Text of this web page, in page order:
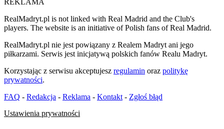
REKLAMA
RealMadryt.pl is not linked with Real Madrid and the Club's
players. The website is an initiative of Polish fans of Real Madrid.
RealMadryt.pl nie jest powiązany z Realem Madryt ani jego
piłkarzami. Serwis jest inicjatywą polskich fanów Realu Madryt.
Korzystając z serwisu akceptujesz regulamin oraz politykę
prywatności.
FAQ - Redakcja - Reklama - Kontakt - Zgłoś błąd
Ustawienia prywatności